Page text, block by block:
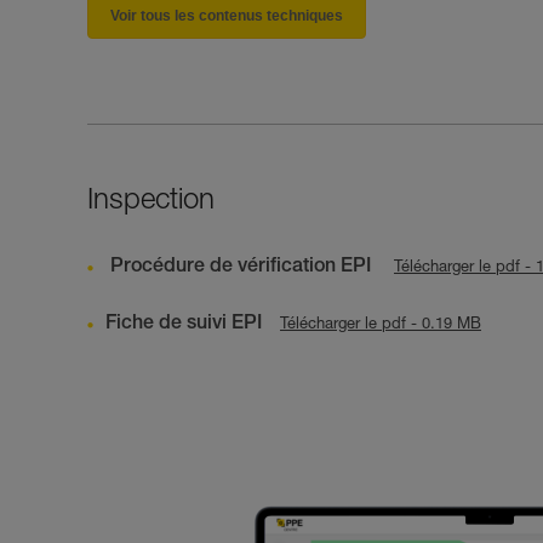
Voir tous les contenus techniques
Inspection
Procédure de vérification EPI Télécharger le pdf -
Fiche de suivi EPI Télécharger le pdf - 0.19 MB